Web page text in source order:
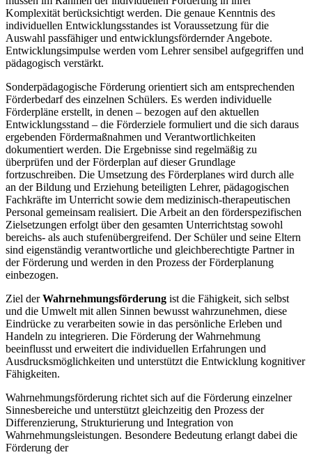
Komplexität berücksichtigt werden. Die genaue Kenntnis des
individuellen Entwicklungsstandes ist Voraussetzung für die
Auswahl passfähiger und entwicklungsfördernder Angebote.
Entwicklungsimpulse werden vom Lehrer sensibel aufgegriffen und
pädagogisch verstärkt.
Sonderpädagogische Förderung orientiert sich am entsprechenden
Förderbedarf des einzelnen Schülers. Es werden individuelle
Förderpläne erstellt, in denen – bezogen auf den aktuellen
Entwicklungsstand – die Förderziele formuliert und die sich daraus
ergebenden Fördermaßnahmen und Verantwortlichkeiten
dokumentiert werden. Die Ergebnisse sind regelmäßig zu
überprüfen und der Förderplan auf dieser Grundlage
fortzuschreiben. Die Umsetzung des Förderplanes wird durch alle
an der Bildung und Erziehung beteiligten Lehrer, pädagogischen
Fachkräfte im Unterricht sowie dem medizinisch-therapeutischen
Personal gemeinsam realisiert. Die Arbeit an den förderspezifischen
Zielsetzungen erfolgt über den gesamten Unterrichtstag sowohl
bereichs- als auch stufenübergreifend. Der Schüler und seine Eltern
sind eigenständig verantwortliche und gleichberechtigte Partner in
der Förderung und werden in den Prozess der Förderplanung
einbezogen.
Ziel derWahrnehmungsförderung ist die Fähigkeit, sich selbst
und die Umwelt mit allen Sinnen bewusst wahrzunehmen, diese
Eindrücke zu verarbeiten sowie in das persönliche Erleben und
Handeln zu integrieren. Die Förderung der Wahrnehmung
beeinflusst und erweitert die individuellen Erfahrungen und
Ausdrucksmöglichkeiten und unterstützt die Entwicklung kognitiver
Fähigkeiten.
Wahrnehmungsförderung richtet sich auf die Förderung einzelner
Sinnesbereiche und unterstützt gleichzeitig den Prozess der
Differenzierung, Strukturierung und Integration von
Wahrnehmungsleistungen. Besondere Bedeutung erlangt dabei die
Förderung der